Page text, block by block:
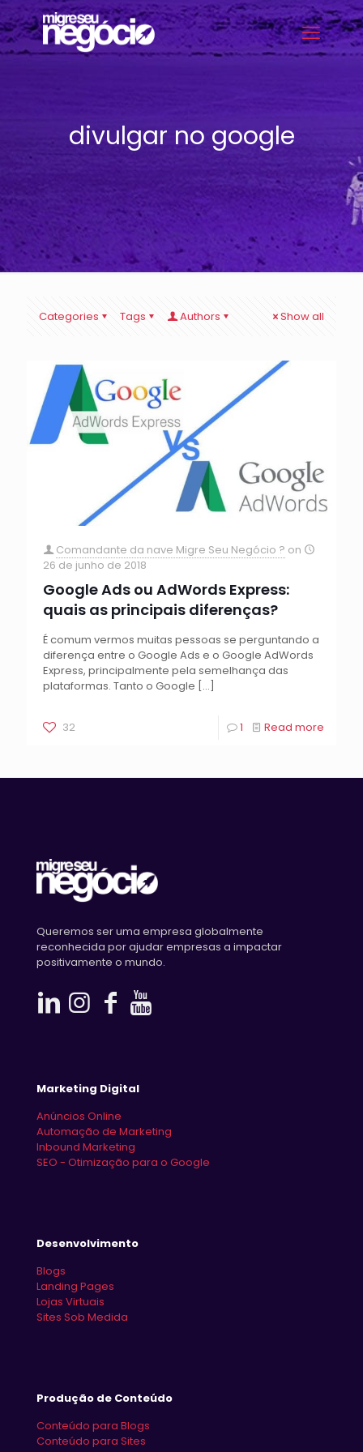
divulgar no google
Categories Tags Authors Show all
Comandante da nave Migre Seu Negócio ? on
26 de junho de 2018
Google Ads ou AdWords Express:
quais as principais diferenças?
É comum vermos muitas pessoas se perguntando a
diferença entre o Google Ads e o Google AdWords
Express, principalmente pela semelhança das
plataformas. Tanto o Google […]
32 1 Read more
Queremos ser uma empresa globalmente
reconhecida por ajudar empresas a impactar
positivamente o mundo.
Marketing Digital
Anúncios Online
Automação de Marketing
Inbound Marketing
SEO - Otimização para o Google
Desenvolvimento
Blogs
Landing Pages
Lojas Virtuais
Sites Sob Medida
Produção de Conteúdo
Conteúdo para Blogs
Conteúdo para Sites